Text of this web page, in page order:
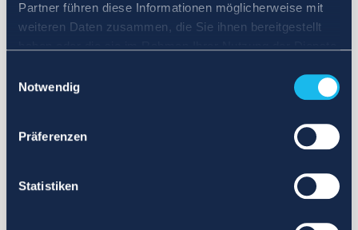
Partner führen diese Informationen möglicherweise mit
weiteren Daten zusammen, die Sie ihnen bereitgestellt
Notwendig
Präferenzen
Statistiken